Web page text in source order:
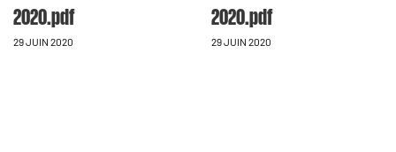
2020.pdf
29 JUIN 2020
2020.pdf
29 JUIN 2020